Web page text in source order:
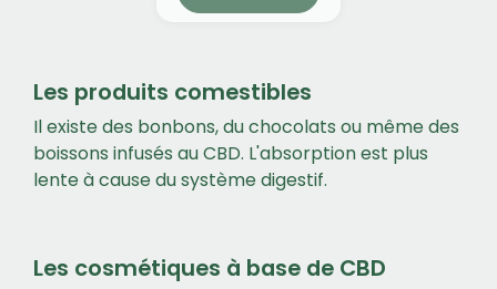
Les produits comestibles
Il existe des bonbons, du chocolats ou même des
boissons infusés au CBD. L'absorption est plus
lente à cause du système digestif.
Les cosmétiques à base de CBD